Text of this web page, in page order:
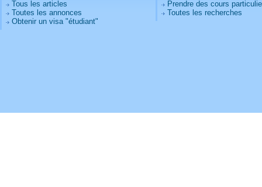
Tous les articles
Toutes les annonces
Obtenir un visa "étudiant"
Prendre des cours
Toutes les recherches